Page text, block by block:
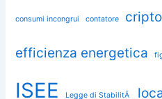
consumi incongrui contatore
efficienza energetica
ISEE
Legge di StabilitÃ